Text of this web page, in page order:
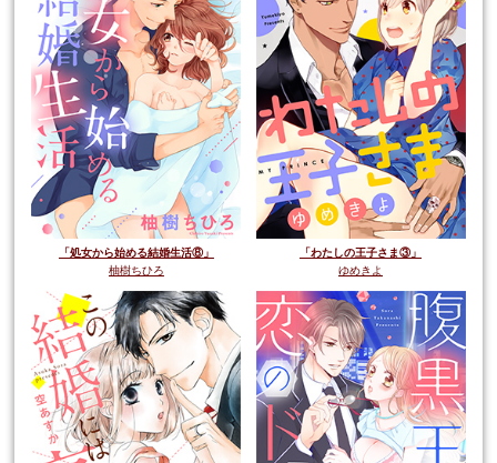
「処女から始める結婚生活⑧」
柚樹ちひろ
「わたしの王子さま③」
ゆめきよ